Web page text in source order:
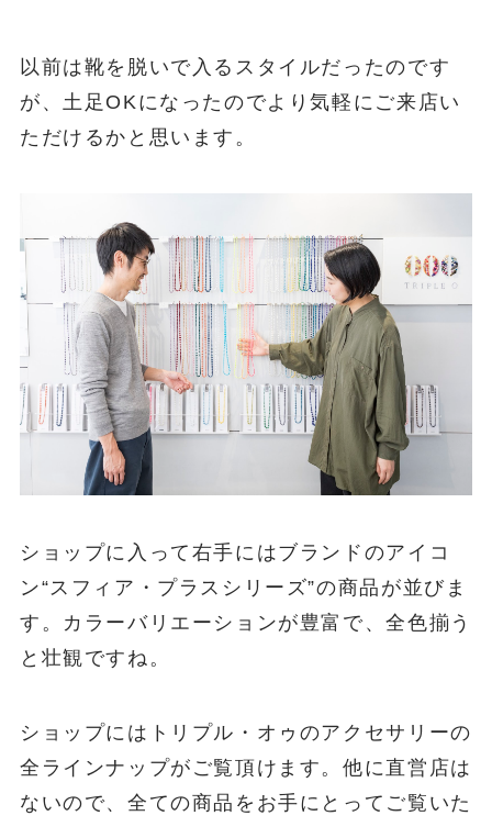
以前は靴を脱いで入るスタイルだったのです
が、土足OKになったのでより気軽にご来店い
ただけるかと思います。
ショップに入って右手にはブランドのアイコ
ン“スフィア・プラスシリーズ”の商品が並びま
す。カラーバリエーションが豊富で、全色揃う
と壮観ですね。
ショップにはトリプル・オゥのアクセサリーの
全ラインナップがご覧頂けます。他に直営店は
ないので、全ての商品をお手にとってご覧いた